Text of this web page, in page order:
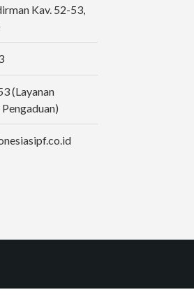
Kav. 52-53,
(Layanan